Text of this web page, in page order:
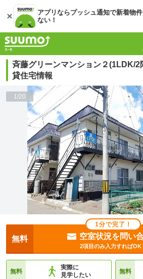
アプリならプッシュ通知で新着物
ない！
斉藤グリーンマンション２(1LDK/2
貸住宅情報
1/20
1分で完了！
無料 空室状況を問い
2項目のみ入力すればOK
無料
実際に
見学したい
無料